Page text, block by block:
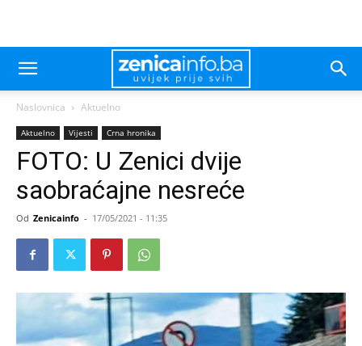
Naslovnica Aktuelno
Aktuelno Vijesti Crna hronika
FOTO: U Zenici dvije
saobraćajne nesreće
Od Zenicainfo - 17/05/2021 - 11:35